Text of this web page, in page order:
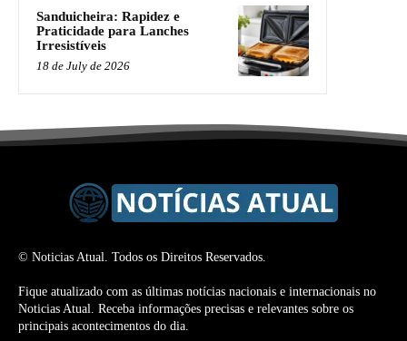
Sanduicheira: Rapidez e
Praticidade para Lanches
Irresistíveis
18 de July de 2026
© Noticias Atual. Todos os Direitos Reservados.
Fique atualizado com as últimas notícias nacionais e internacionais no
Noticias Atual. Receba informações precisas e relevantes sobre os
principais acontecimentos do dia.